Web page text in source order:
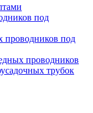
под
проводников под
проводников
трубок